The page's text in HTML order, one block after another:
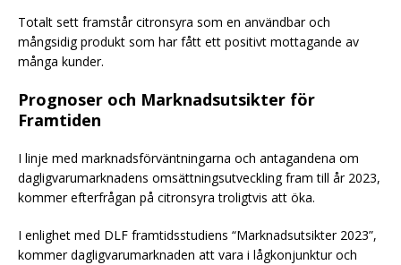
Totalt sett framstår citronsyra som en användbar och
mångsidig produkt som har fått ett positivt mottagande av
många kunder.
Prognoser och Marknadsutsikter för
Framtiden
I linje med marknadsförväntningarna och antagandena om
dagligvarumarknadens omsättningsutveckling fram till år 2023,
kommer efterfrågan på citronsyra troligtvis att öka.
I enlighet med DLF framtidsstudiens “Marknadsutsikter 2023”,
kommer dagligvarumarknaden att vara i lågkonjunktur och